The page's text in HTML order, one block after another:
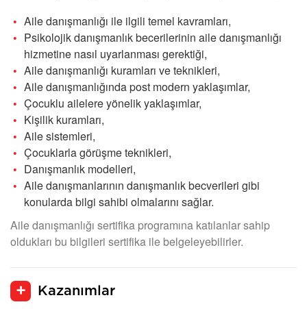
Aile danışmanlığı ile ilgili temel kavramları,
Psikolojik danışmanlık becerilerinin aile danışmanlığı
hizmetine nasıl uyarlanması gerektiği,
Aile danışmanlığı kuramları ve teknikleri,
Aile danışmanlığında post modern yaklaşımlar,
Çocuklu ailelere yönelik yaklaşımlar,
Kişilik kuramları,
Aile sistemleri,
Çocuklarla görüşme teknikleri,
Danışmanlık modelleri,
Aile danışmanlarının danışmanlık becverileri gibi
konularda bilgi sahibi olmalarını sağlar.
Aile danışmanlığı sertifika programına katılanlar sahip
oldukları bu bilgileri sertifika ile belgeleyebilirler.
Kazanımlar